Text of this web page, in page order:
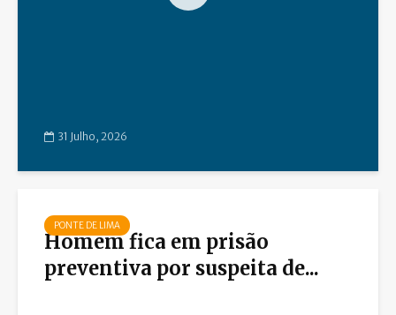
31 Julho, 2026
PONTE DE LIMA
Homem fica em prisão
preventiva por suspeita de...